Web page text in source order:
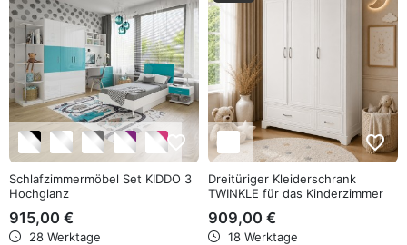
favorite_border
Schlafzimmermöbel Set KIDDO 3
Hochglanz
915,00 €
28 Werktage
favorite_border
Dreitüriger Kleiderschrank
TWINKLE für das Kinderzimmer
909,00 €
18 Werktage